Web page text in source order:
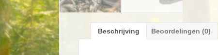
Beschrijving Beoordelingen (0)